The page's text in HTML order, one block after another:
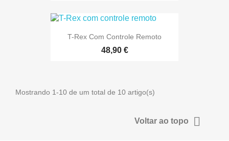
T-Rex Com Controle Remoto
48,90 €
Mostrando 1-10 de um total de 10 artigo(s)
Voltar ao topo 